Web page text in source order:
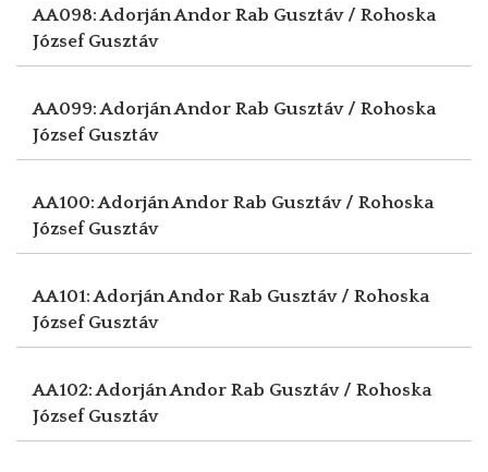
AA098: Adorján Andor Rab Gusztáv / Rohoska
József Gusztáv
AA099: Adorján Andor Rab Gusztáv / Rohoska
József Gusztáv
AA100: Adorján Andor Rab Gusztáv / Rohoska
József Gusztáv
AA101: Adorján Andor Rab Gusztáv / Rohoska
József Gusztáv
AA102: Adorján Andor Rab Gusztáv / Rohoska
József Gusztáv